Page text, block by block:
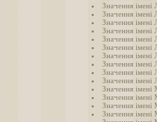
Значення імені
Значення імені
Значення імені
Значення імені
Значення імені
Значення імені
Значення імені
Значення імені
Значення імені
Значення імені
Значення імені
Значення імені
Значення імені
Значення імені